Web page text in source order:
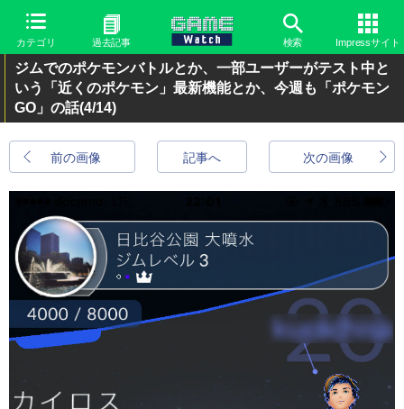
カテゴリ 過去記事 検索 Impressサイト
ジムでのポケモンバトルとか、一部ユーザーがテスト中と
いう「近くのポケモン」最新機能とか、今週も「ポケモン
GO」の話(4/14)
前の画像 次の画像
記事へ